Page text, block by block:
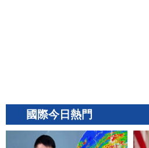
國際今日熱門